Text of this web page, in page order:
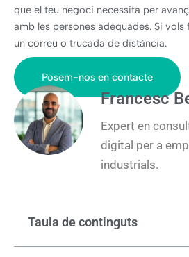
que el teu negoci necessita per
amb les persones adequades. Si
un correu o trucada de distància.
Posem-nos en contacte
Francesc
Expert en
digital per a
industrials.
Taula de continguts